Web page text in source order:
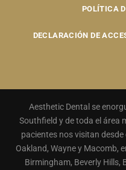
POLÍTICA
DECLARACIÓN DE
Aesthetic Dental se
Southfield y de toda el área
pacientes nos visitan
Oakland, Wayne y Macomb,
Birmingham, Beverly Hills,